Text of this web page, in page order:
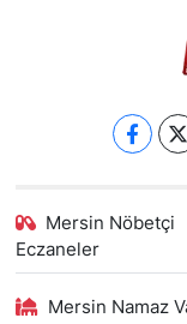
Mersin Nöbetçi
Eczaneler
Mersin Namaz